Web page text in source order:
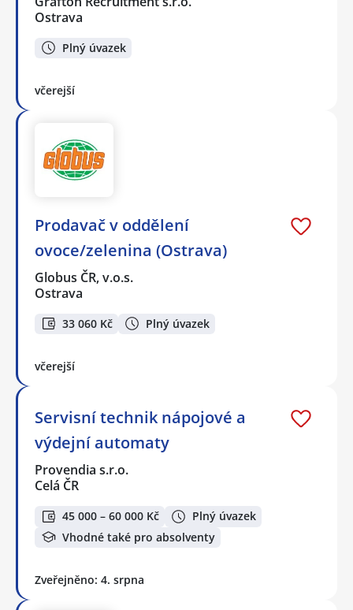
Ostrava
Plný úvazek
včerejší
Prodavač v oddělení
ovoce/zelenina (Ostrava)
Globus ČR, v.o.s.
Ostrava
33 060 Kč Plný úvazek
včerejší
Servisní technik nápojové a
výdejní automaty
Provendia s.r.o.
Celá ČR
45 000 – 60 000 Kč
Plný úvazek
Vhodné také pro absolventy
Zveřejněno: 4. srpna